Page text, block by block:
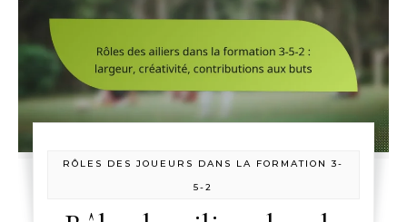
RÔLES DES JOUEURS DANS LA FORMATION 3-
5-2